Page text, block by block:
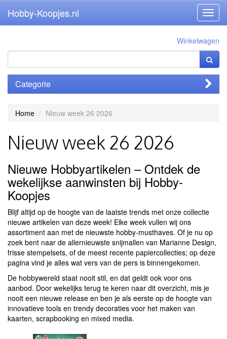
Hobby-Koopjes.nl
Winkelwagen
Categorie
Home Nieuw week 26 2026
Nieuw week 26 2026
Nieuwe Hobbyartikelen – Ontdek de
wekelijkse aanwinsten bij Hobby-
Koopjes
Blijf altijd op de hoogte van de laatste trends met onze collectie
nieuwe artikelen van deze week! Elke week vullen wij ons
assortiment aan met de nieuwste hobby-musthaves. Of je nu op
zoek bent naar de allernieuwste snijmallen van Marianne Design,
frisse stempelsets, of de meest recente papiercollecties; op deze
pagina vind je alles wat vers van de pers is binnengekomen.
De hobbywereld staat nooit stil, en dat geldt ook voor ons
aanbod. Door wekelijks terug te keren naar dit overzicht, mis je
nooit een nieuwe release en ben je als eerste op de hoogte van
innovatieve tools en trendy decoraties voor het maken van
kaarten, scrapbooking en mixed media.